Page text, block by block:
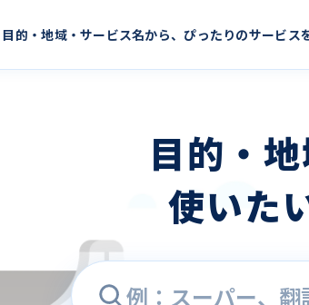
目的・地域・サービス名から、ぴったりのサービス
目的・
使いた